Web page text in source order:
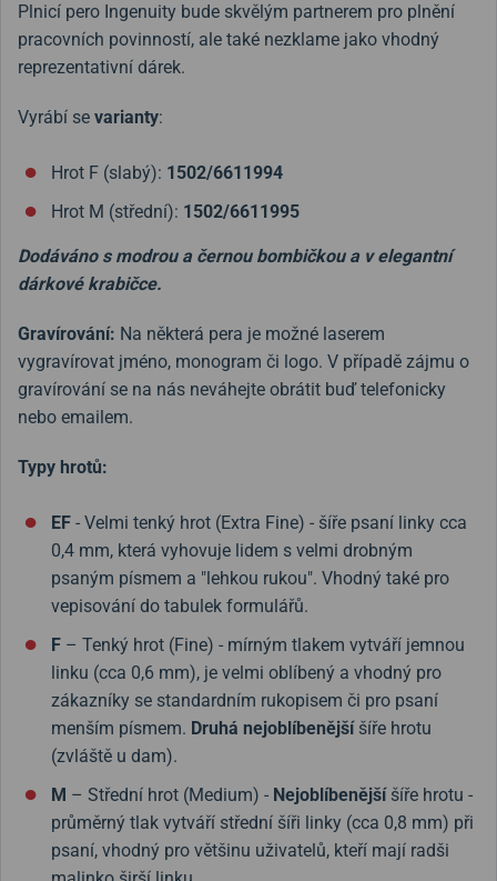
Plnicí pero Ingenuity bude skvělým partnerem pro plnění
pracovních povinností, ale také nezklame jako vhodný
reprezentativní dárek.
Vyrábí se varianty:
Hrot F (slabý): 1502/6611994
Hrot M (střední): 1502/6611995
Dodáváno s modrou a černou bombičkou a v elegantní
dárkové krabičce.
Gravírování: Na některá pera je možné laserem
vygravírovat jméno, monogram či logo. V případě zájmu o
gravírování se na nás neváhejte obrátit buď telefonicky
nebo emailem.
Typy hrotů:
EF - Velmi tenký hrot (Extra Fine) - šíře psaní linky cca
0,4 mm, která vyhovuje lidem s velmi drobným
psaným písmem a "lehkou rukou". Vhodný také pro
vepisování do tabulek formulářů.
F – Tenký hrot (Fine) - mírným tlakem vytváří jemnou
linku (cca 0,6 mm), je velmi oblíbený a vhodný pro
zákazníky se standardním rukopisem či pro psaní
menším písmem. Druhá nejoblíbenějšíšíře hrotu
(zvláště u dam).
M – Střední hrot (Medium) - Nejoblíbenějšíšíře hrotu -
průměrný tlak vytváří střední šíři linky (cca 0,8 mm) při
psaní, vhodný pro většinu uživatelů, kteří mají radši